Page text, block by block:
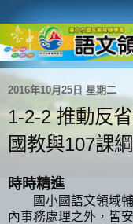
2016年10月25日 星期二
1-2-2 推動反
國教與107課
時時精進
國小國語文領域輔
內事務處理之外，皆